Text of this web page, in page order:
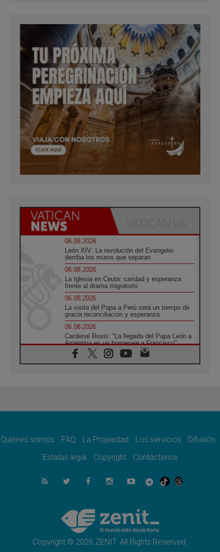
06.08.2026
León XIV: La revolución del Evangelio
derriba los muros que separan
06.08.2026
La Iglesia en Ceuta: caridad y esperanza
frente al drama migratorio
06.08.2026
La visita del Papa a Perú será un tiempo de
gracia reconciliación y esperanza
06.08.2026
Cardenal Rossi: "La llegada del Papa León a
Argentina es un homenaje a Francisco"
06.08.2026
En Asís, León XIV invita a los jóvenes a
05.08.2026
05.08.2026
sabiduría para afrontar los urgentes desafíos
05.08.2026
En marcha hacia Asís en nombre de San
Venezuela, Padre Pagniello: "En medio del
dolor, una Iglesia que no se rinde"
Quiénes somos FAQ La Propiedad Los servicios
Difusión
Estatus legal
Copyright Contáctenos
Copyright © 2026 ZENIT. All Rights Reserved.